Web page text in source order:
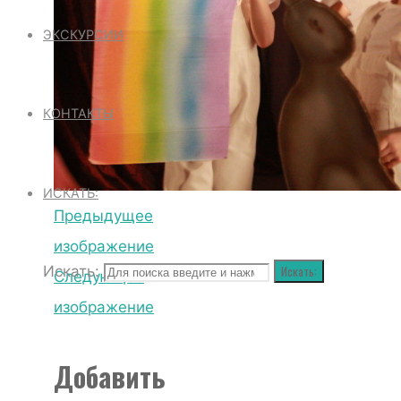
ЭКСКУРСИИ
КОНТАКТЫ
ИСКАТЬ:
Искать: Искать:
Предыдущее
изображение
Следующее
изображение
Добавить